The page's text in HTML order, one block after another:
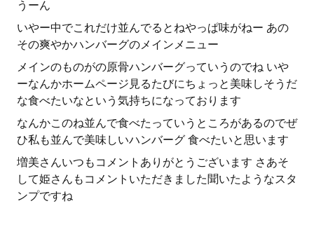
うーん
いやー中でこれだけ並んでるとねやっぱ味がねー あの
その爽やかハンバーグのメインメニュー
メインのものがの原骨ハンバーグっていうのでね いや
ーなんかホームページ見るたびにちょっと美味しそうだ
な食べたいなという気持ちになっております
なんかこのね並んで食べたっていうところがあるのでぜ
ひ私も並んで美味しいハンバーグ 食べたいと思います
増美さんいつもコメントありがとうございます さあそ
して姫さんもコメントいただきました聞いたようなスタ
ンプですね